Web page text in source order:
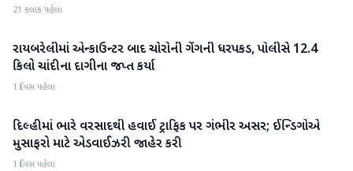
21 કલાક પહેલા
રાષ્ટ્રીય
રાયબરેલીમાં એન્કાઉન્ટર બાદ ચોરોની ગેંગની ધરપકડ, પોલીસે 12.4
કિલો ચાંદીના દાગીના જપ્ત કર્યા
1 દિવસ પહેલા
રાષ્ટ્રીય
દિલ્હીમાં ભારે વરસાદથી હવાઈ ટ્રાફિક પર ગંભીર અસર; ઈન્ડિગોએ
મુસાફરો માટે એડવાઈઝરી જાહેર કરી
1 દિવસ પહેલા